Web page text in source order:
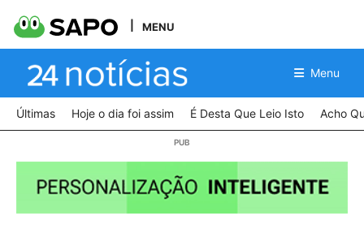
MENU
Menu
Últimas Hoje o dia foi assim É Desta Que Leio Isto Acho